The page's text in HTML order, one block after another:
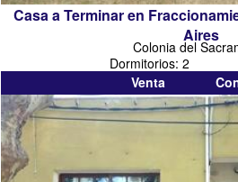
Casa a Terminar en
Aires
Colonia del
Dormitorios: 2
Venta